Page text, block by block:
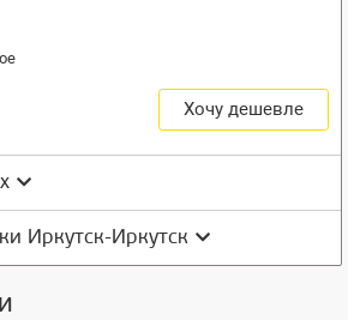
Хочу дешевле
Иркутск-Иркутск